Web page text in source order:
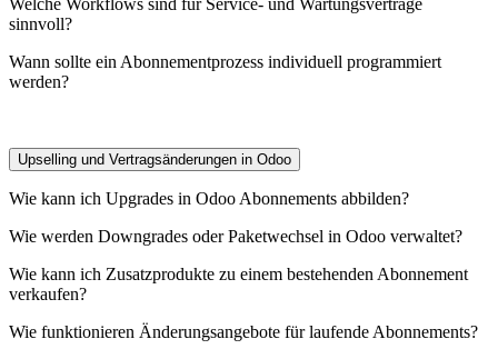
Welche Workflows sind für Service- und Wartungsverträge
sinnvoll?
Wann sollte ein Abonnementprozess individuell programmiert
werden?
Upselling und Vertragsänderungen in Odoo
Wie kann ich Upgrades in Odoo Abonnements abbilden?
Wie werden Downgrades oder Paketwechsel in Odoo verwaltet?
Wie kann ich Zusatzprodukte zu einem bestehenden Abonnement
verkaufen?
Wie funktionieren Änderungsangebote für laufende Abonnements?